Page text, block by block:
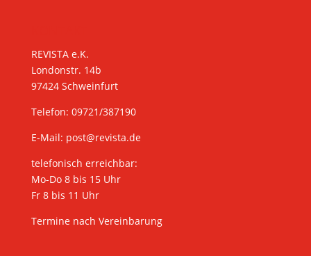
REVISTA e.K.
Londonstr. 14b
97424 Schweinfurt
Telefon: 09721/387190
E-Mail: post@revista.de
telefonisch erreichbar:
Mo-Do 8 bis 15 Uhr
Fr 8 bis 11 Uhr
Termine nach Vereinbarung